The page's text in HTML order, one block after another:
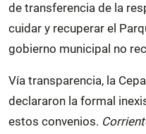
de transferencia de la
cuidar y recuperar el
gobierno municipal no
Vía transparencia, la
declararon la formal
estos convenios.